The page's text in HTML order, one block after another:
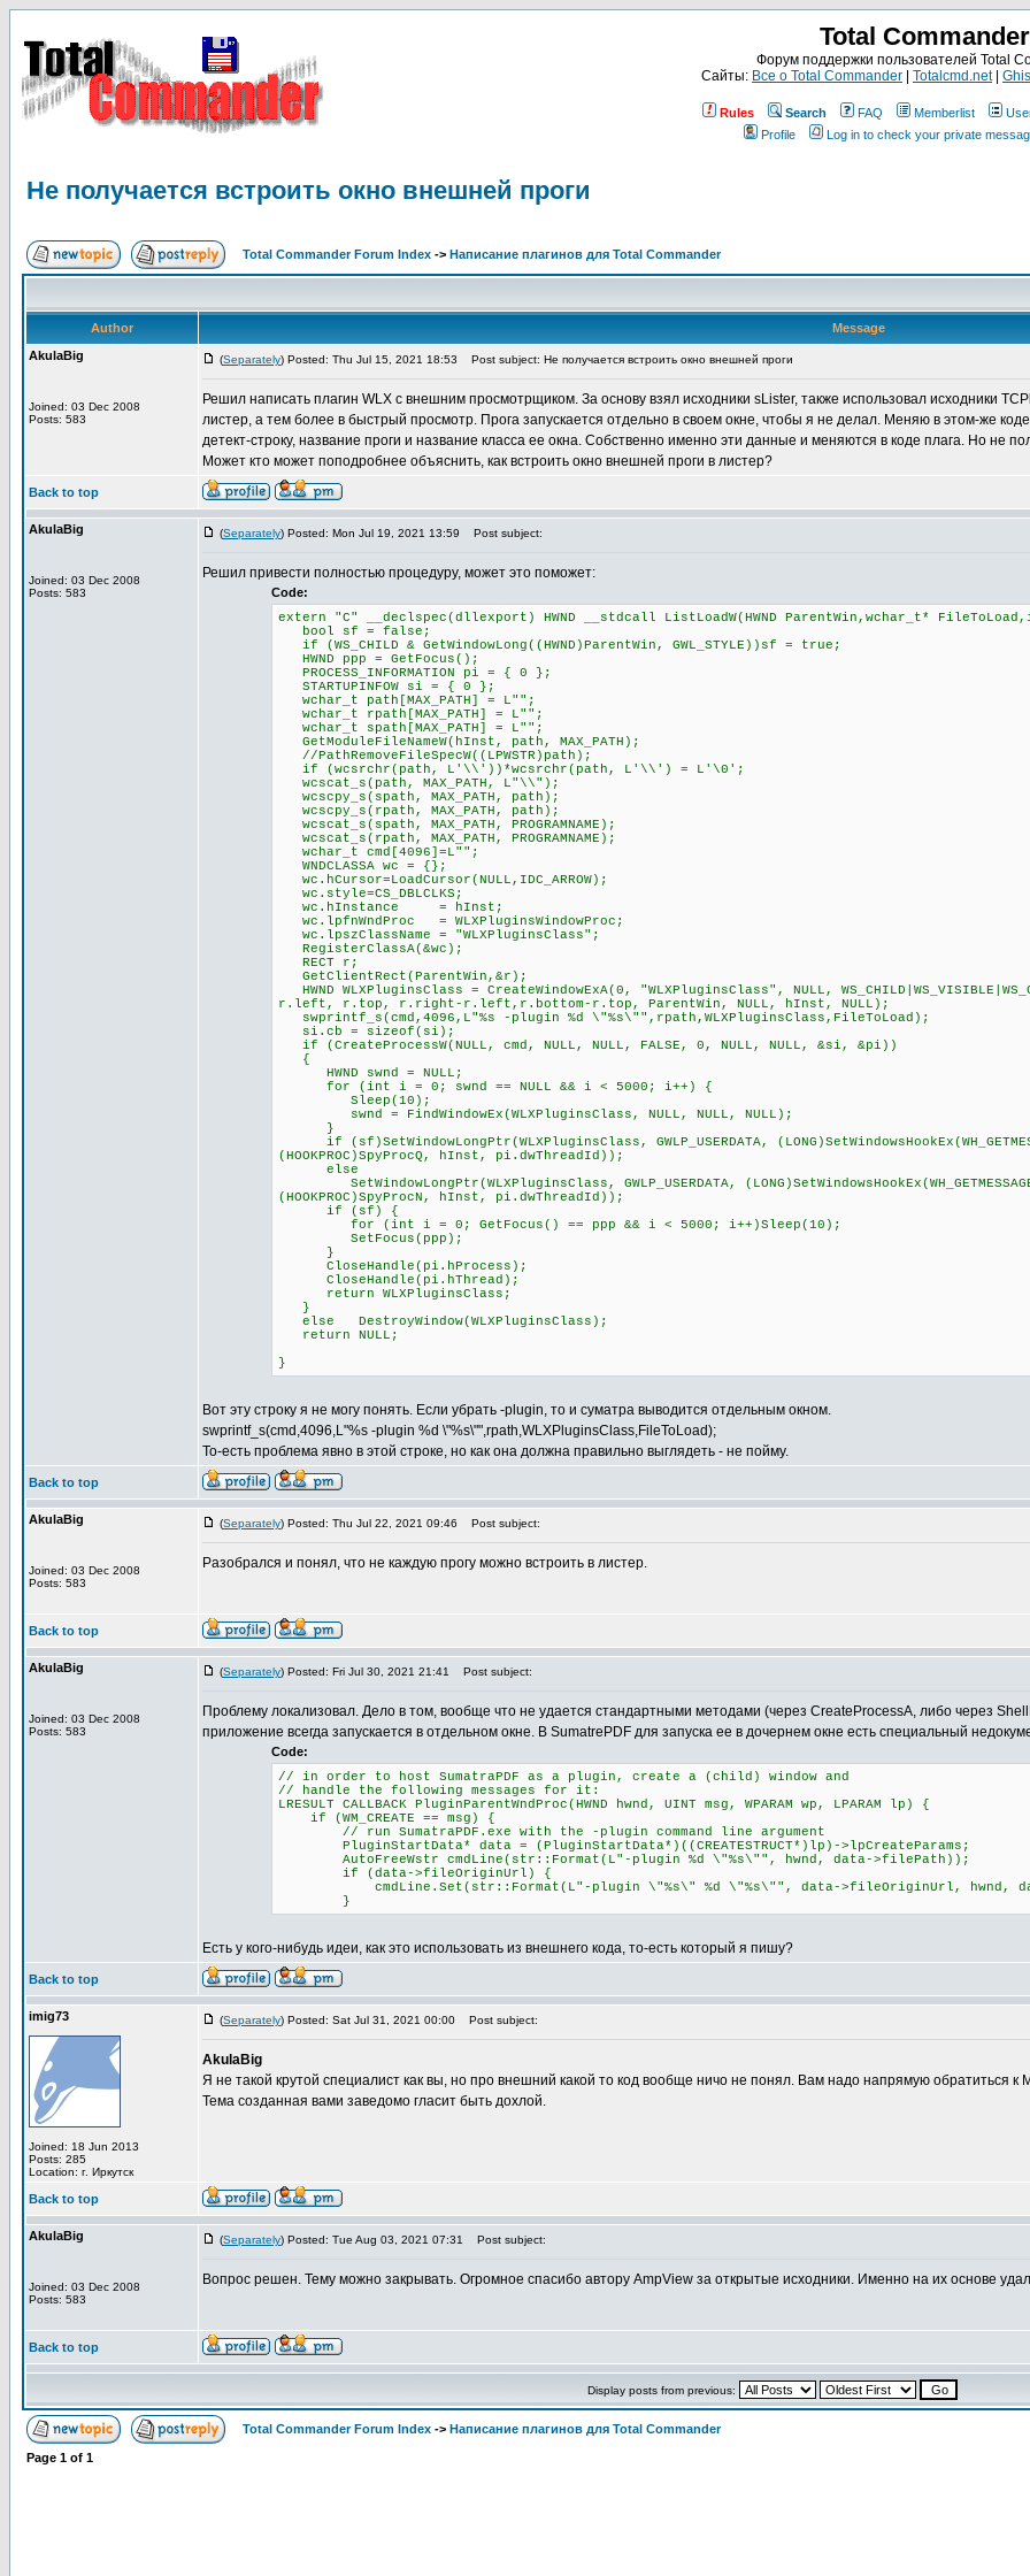
Total Commander
Форум поддержки пользователей Total
Сайты: Все о Total Commander Totalcmd.net|
Rules Search FAQ Memberlist
Profile
Log in to check your private
Не получается встроить окно внешней проги
Total Commander Forum Index -> Написание плагинов для Total Commander
Author
Message
AkulaBig
Joined: 03 Dec 2008
Posts: 583
(Separately) Posted: Thu Jul 15, 2021 18:53 Post subject: Не получается встроить окно внешней проги
Решил написать плагин WLX с внешним просмотрщиком. За основу взял исходники sLister, также использовал исходники
листер, а тем более в быстрый просмотр. Прога запускается отдельно в своем окне, чтобы я не делал. Меняю в этом-же
детект-строку, название проги и название класса ее окна. Собственно именно эти данные и меняются в коде плага. Но не
Может кто может поподробнее объяснить, как встроить окно внешней проги в листер?
Back to top
AkulaBig
Joined: 03 Dec 2008
Posts: 583
(Separately) Posted: Mon Jul 19, 2021 13:59 Post subject:
Решил привести полностью процедуру, может это поможет:
Code:
extern "C" __declspec(dllexport) HWND __stdcall ListLoadW(HWND ParentWin,wchar_t*
bool sf = false;
if (WS_CHILD & GetWindowLong((HWND)ParentWin, GWL_STYLE))sf = true;
HWND ppp = GetFocus();
PROCESS_INFORMATION pi = { 0 };
STARTUPINFOW si = { 0 };
wchar_t path[MAX_PATH] = L"";
wchar_t rpath[MAX_PATH] = L"";
wchar_t spath[MAX_PATH] = L"";
GetModuleFileNameW(hInst, path, MAX_PATH);
//PathRemoveFileSpecW((LPWSTR)path);
if (wcsrchr(path, L'\\'))*wcsrchr(path, L'\\') = L'\0';
wcscat_s(path, MAX_PATH, L"\\");
wcscpy_s(spath, MAX_PATH, path);
wcscpy_s(rpath, MAX_PATH, path);
wcscat_s(spath, MAX_PATH, PROGRAMNAME);
wcscat_s(rpath, MAX_PATH, PROGRAMNAME);
wchar_t cmd[4096]=L"";
WNDCLASSA wc = {};
wc.hCursor=LoadCursor(NULL,IDC_ARROW);
wc.style=CS_DBLCLKS;
wc.hInstance = hInst;
wc.lpfnWndProc = WLXPluginsWindowProc;
wc.lpszClassName = "WLXPluginsClass";
RegisterClassA(&wc);
RECT r;
GetClientRect(ParentWin,&r);
HWND WLXPluginsClass = CreateWindowExA(0, "WLXPluginsClass", NULL,
r.left, r.top, r.right-r.left,r.bottom-r.top, ParentWin, NULL, hInst, NULL);
swprintf_s(cmd,4096,L"%s -plugin %d \"%s\"",rpath,WLXPluginsClass,FileToLoad);
si.cb = sizeof(si);
if (CreateProcessW(NULL, cmd, NULL, NULL, FALSE, 0, NULL, NULL, &si, &pi))
{
HWND swnd = NULL;
for (int i = 0; swnd == NULL && i < 5000; i++) {
Sleep(10);
swnd = FindWindowEx(WLXPluginsClass, NULL, NULL, NULL);
}
if (sf)SetWindowLongPtr(WLXPluginsClass, GWLP_USERDATA,
(HOOKPROC)SpyProcQ, hInst, pi.dwThreadId));
else
SetWindowLongPtr(WLXPluginsClass, GWLP_USERDATA,
(HOOKPROC)SpyProcN, hInst, pi.dwThreadId));
if (sf) {
for (int i = 0; GetFocus() == ppp && i < 5000; i++)Sleep(10);
SetFocus(ppp);
}
CloseHandle(pi.hProcess);
CloseHandle(pi.hThread);
return WLXPluginsClass;
}
else DestroyWindow(WLXPluginsClass);
return NULL;
}
Вот эту строку я не могу понять. Если убрать -plugin, то и суматра выводится отдельным окном.
swprintf_s(cmd,4096,L"%s -plugin %d \"%s\"",rpath,WLXPluginsClass,FileToLoad);
То-есть проблема явно в этой строке, но как она должна правильно выглядеть - не пойму.
Back to top
AkulaBig
Joined: 03 Dec 2008
Posts: 583
(Separately) Posted: Thu Jul 22, 2021 09:46 Post subject:
Разобрался и понял, что не каждую прогу можно встроить в листер.
Back to top
AkulaBig
Joined: 03 Dec 2008
Posts: 583
(Separately) Posted: Fri Jul 30, 2021 21:41 Post subject:
Проблему локализовал. Дело в том, вообще что не удается стандартными методами (через CreateProcessA, либо через
приложение всегда запускается в отдельном окне. В SumatrePDF для запуска ее в дочернем окне есть специальный
Code:
// in order to host SumatraPDF as a plugin, create a (child) window and
// handle the following messages for it:
LRESULT CALLBACK PluginParentWndProc(HWND hwnd, UINT msg, WPARAM wp, LPARAM lp) {
if (WM_CREATE == msg) {
// run SumatraPDF.exe with the -plugin command line argument
PluginStartData* data = (PluginStartData*)((CREATESTRUCT*)lp)->lpCreateParams;
AutoFreeWstr cmdLine(str::Format(L"-plugin %d \"%s\"", hwnd, data->filePath));
if (data->fileOriginUrl) {
cmdLine.Set(str::Format(L"-plugin \"%s\" %d \"%s\"", data->fileOriginUrl, hwnd,
}
Есть у кого-нибудь идеи, как это использовать из внешнего кода, то-есть который я пишу?
Back to top
imig73
Joined: 18 Jun 2013
Posts: 285
Location: г. Иркутск
(Separately) Posted: Sat Jul 31, 2021 00:00 Post subject:
AkulaBig
Я не такой крутой специалист как вы, но про внешний какой то код вообще ничо не понял. Вам надо напрямую обратиться
Тема созданная вами заведомо гласит быть дохлой.
Back to top
AkulaBig
Joined: 03 Dec 2008
Posts: 583
(Separately) Posted: Tue Aug 03, 2021 07:31 Post subject:
Вопрос решен. Тему можно закрывать. Огромное спасибо автору AmpView за открытые исходники. Именно на их основе
Back to top
Display posts from previous:
Total Commander Forum Index -> Написание плагинов для Total Commander
Page 1 of 1